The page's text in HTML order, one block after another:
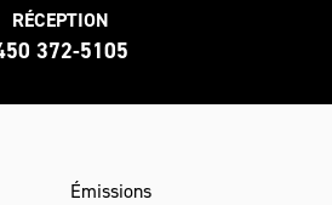
RÉCEPTION
372-5105
Émissions